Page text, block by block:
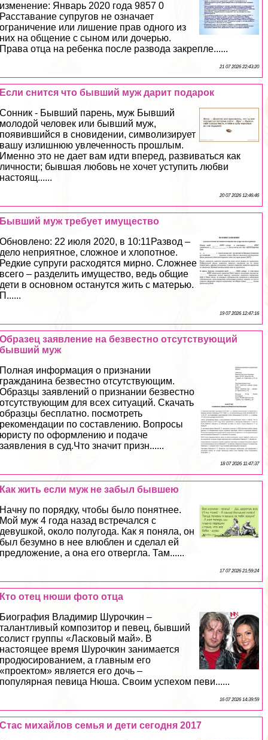
изменение: Январь 2020 года 9857 0
Расставание супругов не означает
ограничение или лишение прав одного из
них на общение с сыном или дочерью.
Права отца на ребенка после развода закрепле......
21 07 2026 22:43:20
Если снится что бывший муж дарит подарок
Сонник - Бывший парень, муж Бывший
молодой человек или бывший муж,
появившийся в сновидении, символизирует
вашу излишнюю увлеченность прошлым.
Именно это не дает вам идти вперед, развиваться как
личности; бывшая любовь не хочет уступить любви
настоящ......
20 07 2026 12:46:46
Бывший муж требует имущество
Обновлено: 22 июля 2020, в 10:11Развод –
дело неприятное, сложное и хлопотное.
Редкие супруги расходятся мирно. Сложнее
всего – разделить имущество, ведь общие
дети в основном останутся жить с матерью.
П......
19 07 2026 12:47:16
Образец заявление на безвестно отсутствующий
бывший муж
Полная информация о признании
гражданина безвестно отсутствующим.
Образцы заявлений о признании безвестно
отсутствующим для всех ситуаций. Скачать
образцы бесплатно. посмотреть
рекомендации по составлению. Вопросы
юристу по оформлению и подаче
заявления в суд.Что значит призн......
18 07 2026 11:47:37
Как жить если муж не забыл бывшею
Начну по порядку, чтобы было понятнее.
Мой муж 4 года назад встречался с
дeвyшкой, около полугода. Как я поняла, он
был безумно в нее влюблен и сделал ей
предложение, а она его отвергла. Там......
17 07 2026 21:59:24
Кто отец нюши фото отца
Биография Владимир Шурочкин –
талантливый композитор и певец, бывший
солист группы «Ласковый май». В
настоящее время Шурочкин занимается
продюсированием, а главным его
«проектом» является его дочь –
популярная певица Нюша. Своим успехом певи......
16 07 2026 14:39:59
Стас михайлов семья и дети сегодня 2017